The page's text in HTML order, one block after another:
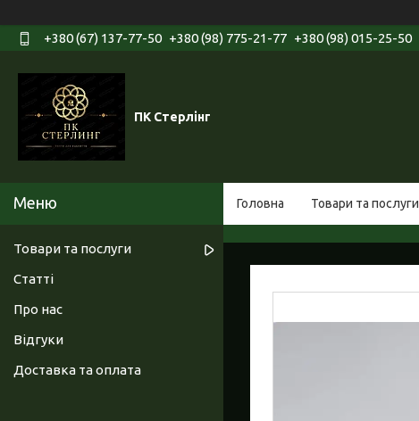
+380 (67) 137-77-50 +380 (98) 775-21-77 +380 (98) 015-25-50
ПК Стерлінг
Головна Товари та послуги
Товари та послуги
Статті
Про нас
Відгуки
Доставка та оплата